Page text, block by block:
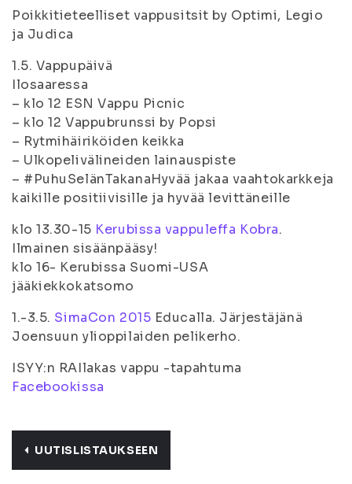
Poikkitieteelliset vappusitsit by Optimi, Legio
ja Judica
1.5. Vappupäivä
Ilosaaressa
– klo 12 ESN Vappu Picnic
– klo 12 Vappubrunssi by Popsi
– Rytmihäiriköiden keikka
– Ulkopelivälineiden lainauspiste
– #PuhuSelänTakanaHyvää jakaa vaahtokarkkeja
kaikille positiivisille ja hyvää levittäneille
klo 13.30-15 Kerubissa vappuleffa Kobra.
Ilmainen sisäänpääsy!
klo 16- Kerubissa Suomi-USA
jääkiekkokatsomo
1.-3.5. SimaCon 2015 Educalla. Järjestäjänä
Joensuun ylioppilaiden pelikerho.
ISYY:n RAIlakas vappu -tapahtuma
Facebookissa
UUTISLISTAUKSEEN